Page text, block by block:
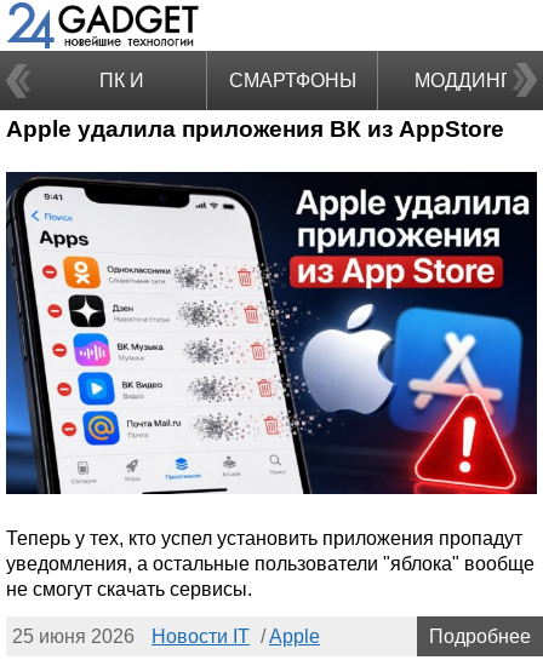
ПК И
НОУТБУКИ
СМАРТФОНЫ МОДДИНГ
Apple удалила приложения ВК из AppStore
Теперь у тех, кто успел установить приложения пропадут
уведомления, а остальные пользователи "яблока" вообще
не смогут скачать сервисы.
25 июня 2026 Новости IT /Apple Подробнее